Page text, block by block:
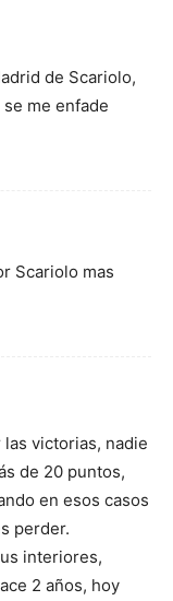
de Scariolo,
me enfade
Scariolo mas
las victorias, nadie
de 20 puntos,
en esos casos
perder.
interiores,
2 años, hoy